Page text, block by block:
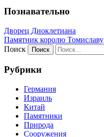
Познавательно
Дворец Диоклетиана
Памятник королю Томиславу
Поиск
Рубрики
Германия
Израиль
Китай
Памятники
Природа
Сооружения